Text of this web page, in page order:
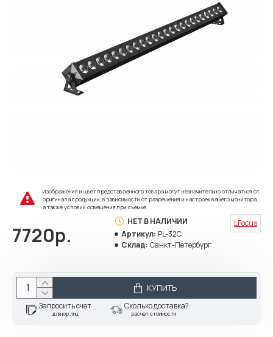
Изображения и цвет представленного товара могут незначительно отличаться от
оригинала продукции, в зависимости от разрешения и настроек вашего монитора,
а также условий освещения при съемке.
7720р.
НЕТ В НАЛИЧИИ
Артикул: PL-32C
Склад: Санкт-Петербург
LFocus
КУПИТЬ
Запросить счет
для юр.лиц
Сколько доставка?
расчет стоимости